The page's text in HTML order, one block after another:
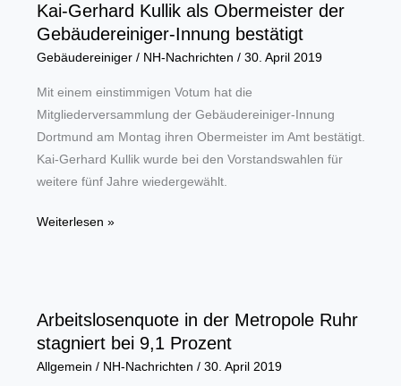
Kai-Gerhard Kullik als Obermeister der
Gebäudereiniger-Innung bestätigt
Gebäudereiniger/ NH-Nachrichten / 30. April 2019
Mit einem einstimmigen Votum hat die
Mitgliederversammlung der Gebäudereiniger-Innung
Dortmund am Montag ihren Obermeister im Amt bestätigt.
Kai-Gerhard Kullik wurde bei den Vorstandswahlen für
weitere fünf Jahre wiedergewählt.
Kai-
Obermeister
Gebäudereiniger-
Innung
Weiterlesen »
Arbeitslosenquote in der Metropole Ruhr
stagniert bei 9,1 Prozent
Allgemein / NH-Nachrichten / 30. April 2019